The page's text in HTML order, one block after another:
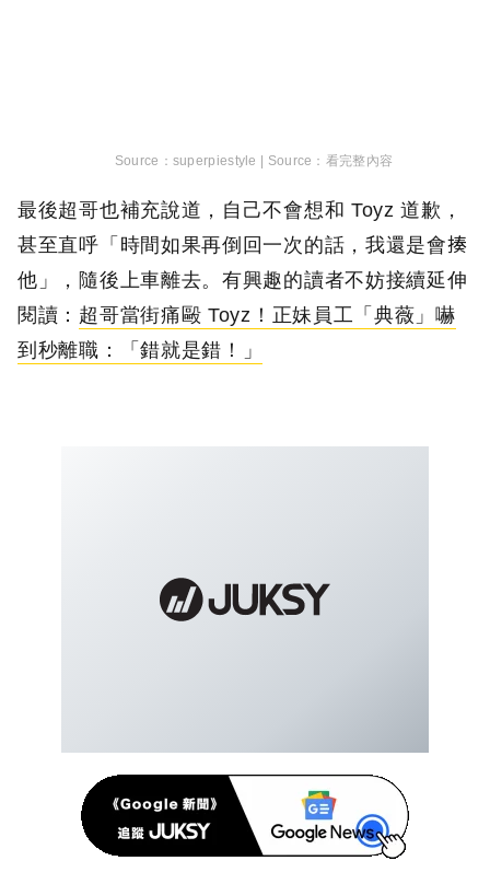
superpiestyle | 看完整內容
最後超哥也補充說道，自己不會想和 Toyz 道歉，
甚至直呼「時間如果再倒回一次的話，我還是會揍
他」，隨後上車離去。有興趣的讀者不妨接續延伸
閱讀： 超哥當街痛毆 Toyz！正妹員工「典薇」嚇
到秒離職：「錯就是錯！」